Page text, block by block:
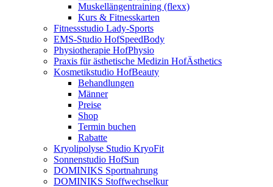
Muskellängentraining (flexx)
Kurs & Fitnesskarten
Fitnessstudio Lady-Sports
EMS-Studio HofSpeedBody
Physiotherapie HofPhysio
Praxis für ästhetische Medizin HofÄsthetics
Kosmetikstudio HofBeauty
Behandlungen
Männer
Preise
Shop
Termin buchen
Rabatte
Kryolipolyse Studio KryoFit
Sonnenstudio HofSun
DOMINIKS Sportnahrung
DOMINIKS Stoffwechselkur